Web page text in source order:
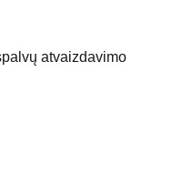
atvaizdavimo